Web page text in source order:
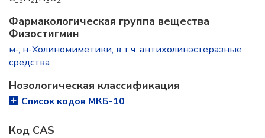
Фармакологическая группа вещества
Физостигмин
м-, н-Холиномиметики, в т.ч. антихолинэстеразные
средства
Нозологическая классификация
Список кодов МКБ-10
Код CAS